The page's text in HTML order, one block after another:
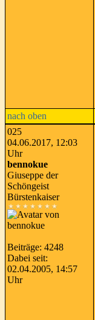
nach oben
025
04.06.2017, 12:03
Uhr
bennokue
Giuseppe der
Schöngeist
Bürstenkaiser
Beiträge: 4248
Dabei seit:
02.04.2005, 14:57
Uhr